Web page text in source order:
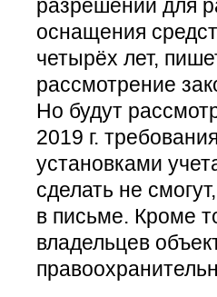
разрешений для
оснащения
четырёх лет,
рассмотрение
Но будут
2019 г.
установками
сделать не
в письме. Кроме
владельцев